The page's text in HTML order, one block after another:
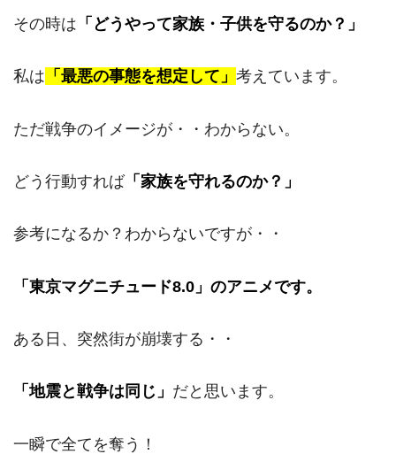
その時は 「どうやって家族・子供を守るのか？」
私は 「最悪の事態を想定して」 考えています。
ただ戦争のイメージが・・わからない。
どう行動すれば「家族を守れるのか？」
参考になるか？わからないですが・・
「東京マグニチュード8.0」のアニメです。
ある日、突然街が崩壊する・・
「地震と戦争は同じ」 だと思います。
一瞬で全てを奪う！